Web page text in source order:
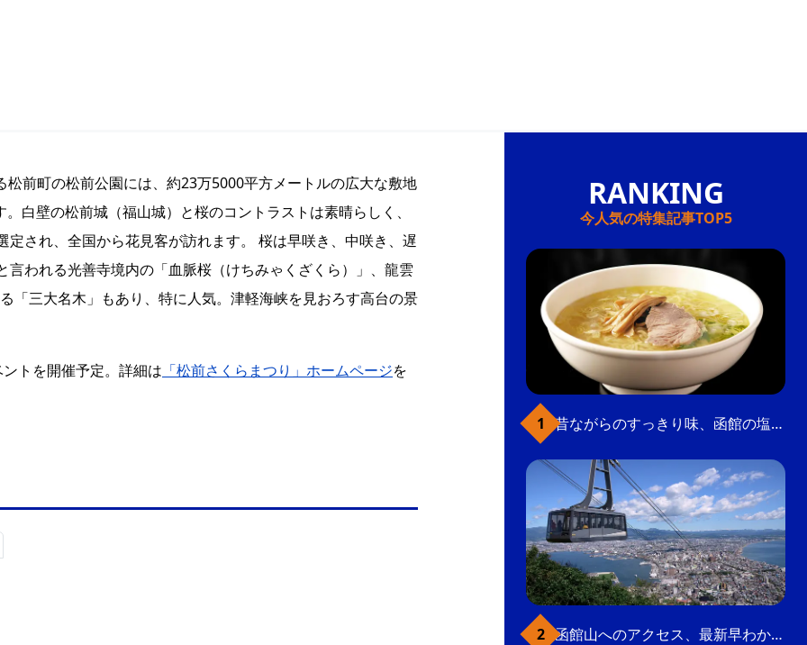
前町の松前公園には、約23万5000平方メートルの広大な敷地
白壁の松前城（福山城）と桜のコントラストは素晴らしく、
され、全国から花見客が訪れます。 桜は早咲き、中咲き、遅
われる光善寺境内の「血脈桜（けちみゃくざくら）」、龍雲
「三大名木」もあり、特に人気。津軽海峡を見おろす高台の景
トを開催予定。詳細は 「松前さくらまつり」ホームページを
今人気の特集記事TOP5
昔ながらのすっきり味、函館の塩ラーメン
函館山へのアクセス、最新早わかりガイド